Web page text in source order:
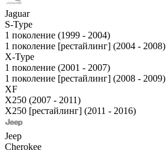
Jaguar
S-Type
1 поколение (1999 - 2004)
1 поколение [рестайлинг] (2004 - 2008)
X-Type
1 поколение (2001 - 2007)
1 поколение [рестайлинг] (2008 - 2009)
XF
X250 (2007 - 2011)
X250 [рестайлинг] (2011 - 2016)
Jeep
Cherokee